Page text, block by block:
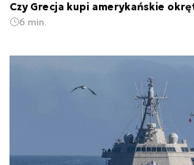
Czy Grecja kupi amerykańskie
6 min.